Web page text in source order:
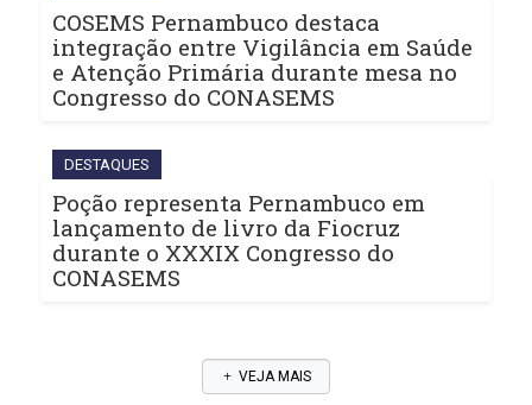
COSEMS Pernambuco destaca
integração entre Vigilância em Saúde
e Atenção Primária durante mesa no
Congresso do CONASEMS
DESTAQUES
Poção representa Pernambuco em
lançamento de livro da Fiocruz
durante o XXXIX Congresso do
CONASEMS
VEJA MAIS